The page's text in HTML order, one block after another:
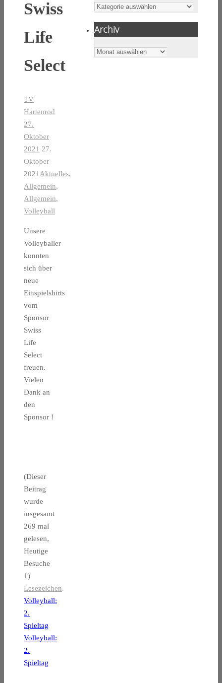
Swiss
Life
Select
TV
Hartenrod
27.
Oktober
2021 27.
Oktober
2021Aktuelles,
Allgemein,
Allgemein,
Volleyball
Unsere
Volleyballer
konnten
sich über
neue
Einspielshirts
vom
Sponsor
Swiss
Life
Select
freuen.
Vielen
Dank an
den
Sponsor !
(Dieser
Beitrag
wurde
insgesamt
269 mal
gelesen,
Heutige
Besuche
1)
Lesezeichen.
Volleyball:
2.
Spieltag
Volleyball:
2.
Spieltag
Kategorien
Archiv
Archiv